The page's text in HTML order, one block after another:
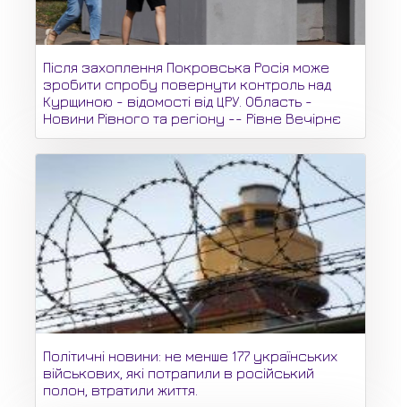
Після захоплення Покровська Росія може
зробити спробу повернути контроль над
Курщиною - відомості від ЦРУ. Область -
Новини Рівного та регіону -- Рівне Вечірнє
Політичні новини: не менше 177 українських
військових, які потрапили в російський
полон, втратили життя.